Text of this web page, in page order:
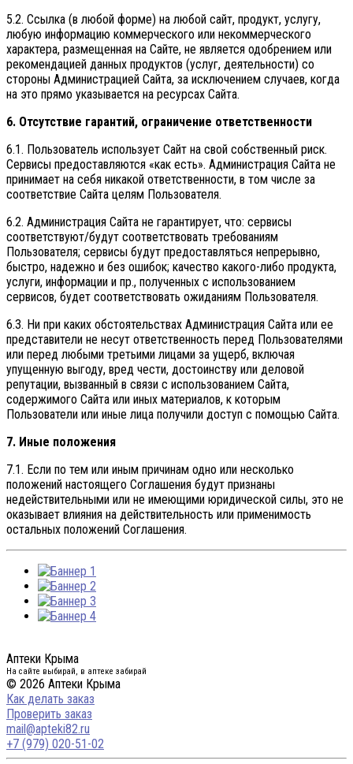
5.2. Ссылка (в любой форме) на любой сайт, продукт, услугу,
любую информацию коммерческого или некоммерческого
характера, размещенная на Сайте, не является одобрением или
рекомендацией данных продуктов (услуг, деятельности) со
стороны Администрацией Сайта, за исключением случаев, когда
на это прямо указывается на ресурсах Сайта.
6. Отсутствие гарантий, ограничение ответственности
6.1. Пользователь использует Сайт на свой собственный риск.
Сервисы предоставляются «как есть». Администрация Сайта не
принимает на себя никакой ответственности, в том числе за
соответствие Сайта целям Пользователя.
6.2. Администрация Сайта не гарантирует, что: сервисы
соответствуют/будут соответствовать требованиям
Пользователя; сервисы будут предоставляться непрерывно,
быстро, надежно и без ошибок; качество какого-либо продукта,
услуги, информации и пр., полученных с использованием
сервисов, будет соответствовать ожиданиям Пользователя.
6.3. Ни при каких обстоятельствах Администрация Сайта или ее
представители не несут ответственность перед Пользователями
или перед любыми третьими лицами за ущерб, включая
упущенную выгоду, вред чести, достоинству или деловой
репутации, вызванный в связи с использованием Сайта,
содержимого Сайта или иных материалов, к которым
Пользователи или иные лица получили доступ с помощью Сайта.
7. Иные положения
7.1. Если по тем или иным причинам одно или несколько
положений настоящего Соглашения будут признаны
недействительными или не имеющими юридической силы, это не
оказывает влияния на действительность или применимость
остальных положений Соглашения.
Аптеки Крыма
На сайте выбирай, в аптеке забирай
© 2026 Аптеки Крыма
Как делать заказ
Проверить заказ
mail@apteki82.ru
+7 (979) 020-51-02